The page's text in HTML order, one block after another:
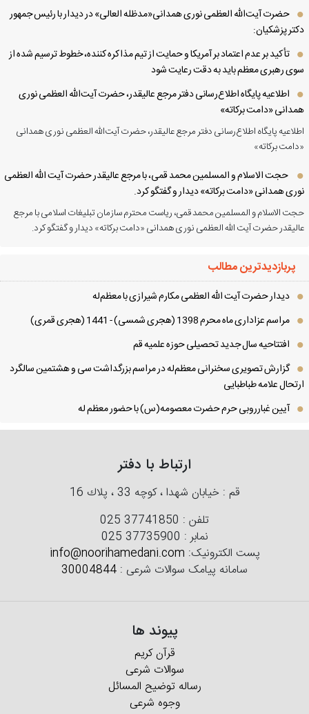
حضرت آیت‌الله العظمی نوری همدانی«مدظله العالی» در دیدار با رئیس جمهور
پزشکیان:
تأکید بر عدم اعتماد بر آمریکا و حمایت از تیم مذاکره کننده، خطوط ترسیم شده از
رهبری معظم باید به دقت رعایت شود
اطلاعیه پایگاه اطلاع‌رسانی دفتر مرجع عالیقدر، حضرت آیت‌الله العظمی نوری
«دامت برکاته»
پایگاه اطلاع‌رسانی دفتر مرجع عالیقدر، حضرت آیت‌الله العظمی نوری همدانی
برکاته»
حجت الاسلام و المسلمین محمد قمی، با مرجع عالیقدر حضرت آیت الله العظمی
همدانی «دامت برکاته» دیدار و گفتگو کرد.
الاسلام و المسلمین محمد قمی، ریاست محترم سازمان تبلیغات اسلامی با مرجع
حضرت آیت الله العظمی نوری همدانی «دامت برکاته» دیدار و گفتگو کرد.
پربازدیدترین مطالب
دیدار حضرت آیت الله العظمی مكارم شیرازی با معظم‌له
مراسم عزاداری ماه محرم 1398 (هجری شمسی) - 1441 (هجری قمری)
افتتاحیه سال جدید تحصیلی حوزه علمیه قم
گزارش تصویری سخنرانی معظم‌له در مراسم بزرگداشت سی و هشتمین سالگرد
علامه طباطبایی
آیین غبارروبی حرم حضرت معصومه(س) با حضور معظم له
ارتباط با دفتر
قم : خیابان شهدا ، كوچه 33 ، پلاك 16
تلفن :025 37741850
نمابر :025 37735900
پست الکترونیک:info@noorihamedani.com
سامانه پیامک سوالات شرعی : 30004844
پیوند ها
قرآن کریم
سوالات شرعی
رساله توضیح المسائل
وجوه شرعی